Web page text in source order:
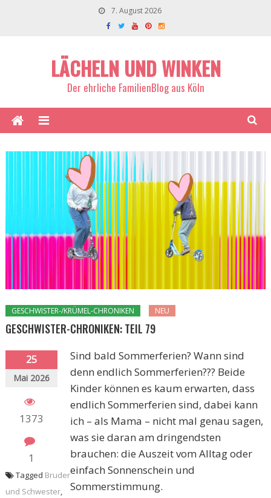
7. August 2026
LÄCHELN UND WINKEN
Der ehrliche FamilienBlog aus Köln
GESCHWISTER-/KRÜMEL-CHRONIKEN NEU
GESCHWISTER-CHRONIKEN: TEIL 79
25
Mai 2026
1373
1
Sind bald Sommerferien? Wann sind
denn endlich Sommerferien??? Beide
Kinder können es kaum erwarten, dass
endlich Sommerferien sind, dabei kann
ich – als Mama – nicht mal genau sagen,
was sie daran am dringendsten
brauchen: die Auszeit vom Alltag oder
einfach Sonnenschein und
Sommerstimmung.
Tagged Bruder
und Schwester,